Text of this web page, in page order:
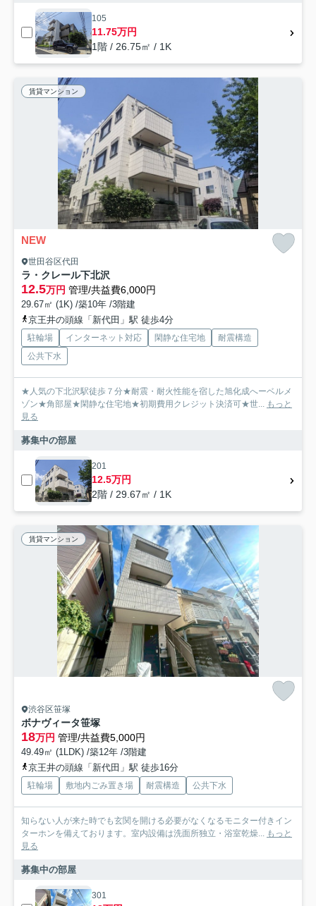
105
11.75万円
1階 / 26.75㎡ / 1K
賃貸マンション
NEW
世田谷区代田
ラ・クレール下北沢
12.5万円 管理/共益費6,000円
29.67㎡ (1K) /築10年 /3階建
京王井の頭線「新代田」駅 徒歩4分
駐輪場 インターネット対応 閑静な住宅地
耐震構造
公共下水
★人気の下北沢駅徒歩７分★耐震・耐火性能を宿した旭化成へーベルメ
ゾン★角部屋★閑静な住宅地★初期費用クレジット決済可★世... もっと
見る
募集中の部屋
201
12.5万円
2階 / 29.67㎡ / 1K
賃貸マンション
渋谷区笹塚
ボナヴィータ笹塚
18万円 管理/共益費5,000円
49.49㎡ (1LDK) /築12年 /3階建
京王井の頭線「新代田」駅 徒歩16分
駐輪場 敷地内ごみ置き場 耐震構造 公共下水
知らない人が来た時でも玄関を開ける必要がなくなるモニター付きイン
ターホンを備えております。室内設備は洗面所独立・浴室乾燥... もっと
見る
募集中の部屋
301